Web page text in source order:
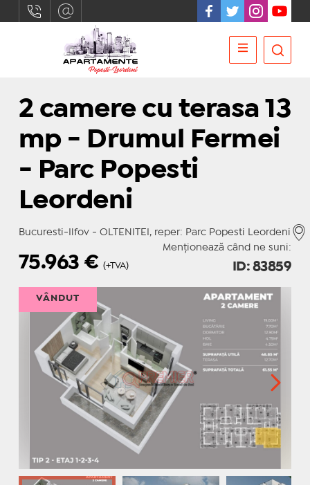
2 camere cu terasa 13
mp - Drumul Fermei
- Parc Popesti
Leordeni
Bucuresti-Ilfov - OLTENITEI, reper: Parc Popesti Leordeni
Menționează când ne suni:
75.963€ (+TVA) ID: 83859
VÂNDUT